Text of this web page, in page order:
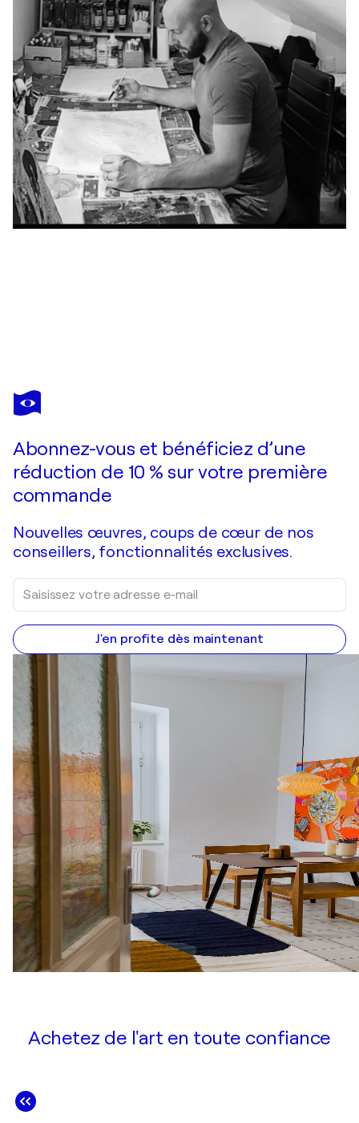
JULIEN ABSTRAIT
Storm
Abonnez-vous et bénéficiez d’une
réduction de 10 % sur votre première
commande
Nouvelles œuvres, coups de cœur de nos
conseillers, fonctionnalités exclusives.
J'en profite dès maintenant
Achetez de l'art en toute confiance